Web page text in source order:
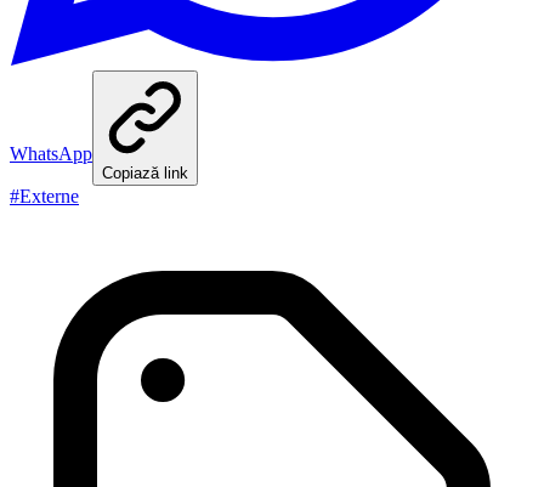
WhatsApp
Copiază link
#Externe